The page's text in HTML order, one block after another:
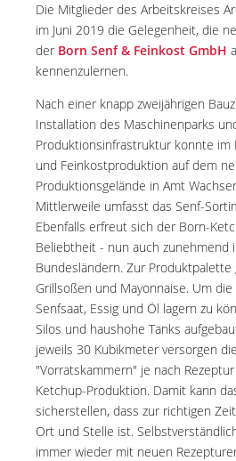
Die Mitglieder des Arbeitskreises
im Juni 2019 die Gelegenheit, die
der Born Senf & Feinkost GmbH
kennenzulernen.
Nach einer knapp zweijährigen
Installation des Maschinenparks
Produktionsinfrastruktur konnte im
und Feinkostproduktion auf dem
Produktionsgelände in Amt
Mittlerweile umfasst das Senf-
Ebenfalls erfreut sich der Born-
Beliebtheit - nun auch zunehmend
Bundesländern. Zur
Grillsoßen und Mayonnaise. Um
Senfsaat, Essig und Öl lagern zu
Silos und haushohe Tanks
jeweils 30 Kubikmeter versorgen
"Vorratskammern" je nach
Ketchup-Produktion. Damit kann
sicherstellen, dass zur richtigen
Ort und Stelle ist.
immer wieder mit neuen